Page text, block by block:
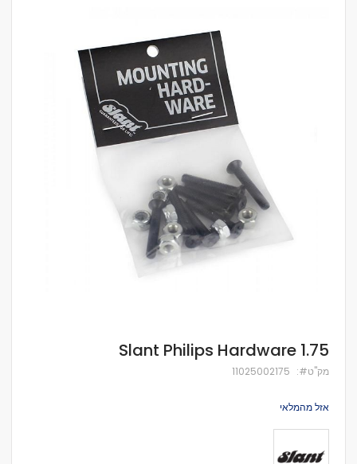
לדלג
להתחלה
של
Slant Philips Hardware 1.75
מק''ט 11025002175
אזל מהמלאי